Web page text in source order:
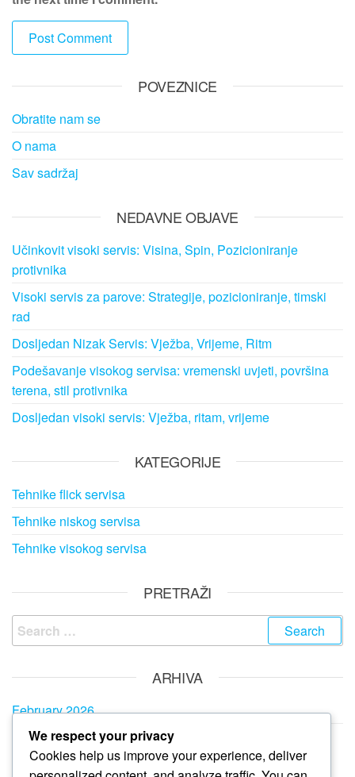
POVEZNICE
Obratite nam se
O nama
Sav sadržaj
NEDAVNE OBJAVE
Učinkovit visoki servis: Visina, Spin, Pozicioniranje
protivnika
Visoki servis za parove: Strategije, pozicioniranje, timski
rad
Dosljedan Nizak Servis: Vježba, Vrijeme, Ritm
Podešavanje visokog servisa: vremenski uvjeti, površina
terena, stil protivnika
Dosljedan visoki servis: Vježba, ritam, vrijeme
KATEGORIJE
Tehnike flick servisa
Tehnike niskog servisa
Tehnike visokog servisa
PRETRAŽI
Search
for:
ARHIVA
February 2026
January 2026
We respect your privacy
Cookies help us improve your experience, deliver